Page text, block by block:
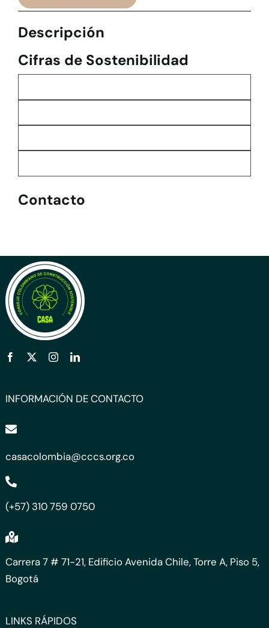
Descripción
Cifras de Sostenibilidad
Contacto
INFORMACIÓN DE CONTACTO
casacolombia@cccs.org.co
(+57) 310 759 0750
Carrera 7 # 71-21, Edificio Avenida Chile, Torre A, Piso 5,
Bogotá
LINKS RÁPIDOS